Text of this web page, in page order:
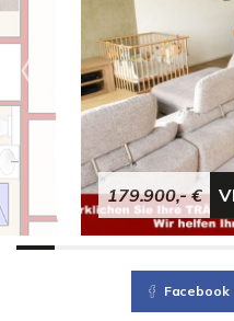
179.900,- €
Facebook